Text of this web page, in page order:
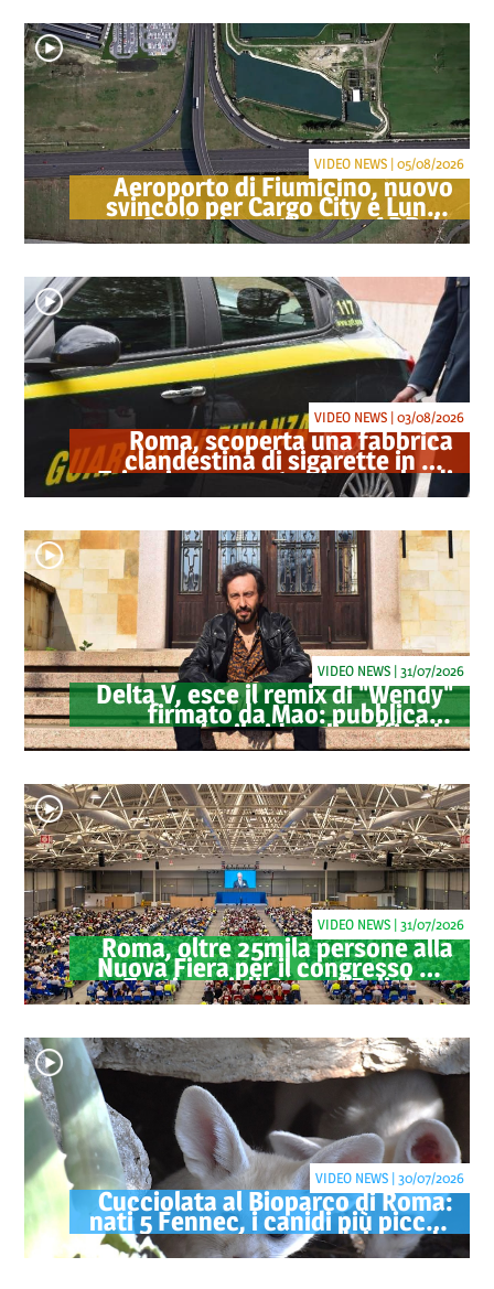
Aeroporto di Fiumicino, nuovo
svincolo per Cargo City e Lunga
Sosta: investimento ADR da
oltre 40 milioni
VIDEO NEWS | 05/08/2026
Roma, scoperta una fabbrica
clandestina di sigarette in via
Trigoria: sequestrati 1.350 kg di
tabacco
VIDEO NEWS | 03/08/2026
Delta V, esce il remix di "Wendy"
firmato da Mao: pubblicato
anche il videoclip ufficiale
VIDEO NEWS | 31/07/2026
Roma, oltre 25mila persone alla
Nuova Fiera per il congresso dei
Testimoni di Geova "Felici per
sempre"
VIDEO NEWS | 31/07/2026
Cucciolata al Bioparco di Roma:
nati 5 Fennec, i canidi più piccoli
del mondo
VIDEO NEWS | 30/07/2026